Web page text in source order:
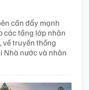
cần đẩy mạnh
các tầng lớp nhân
về truyền thống
Nhà nước và nhân